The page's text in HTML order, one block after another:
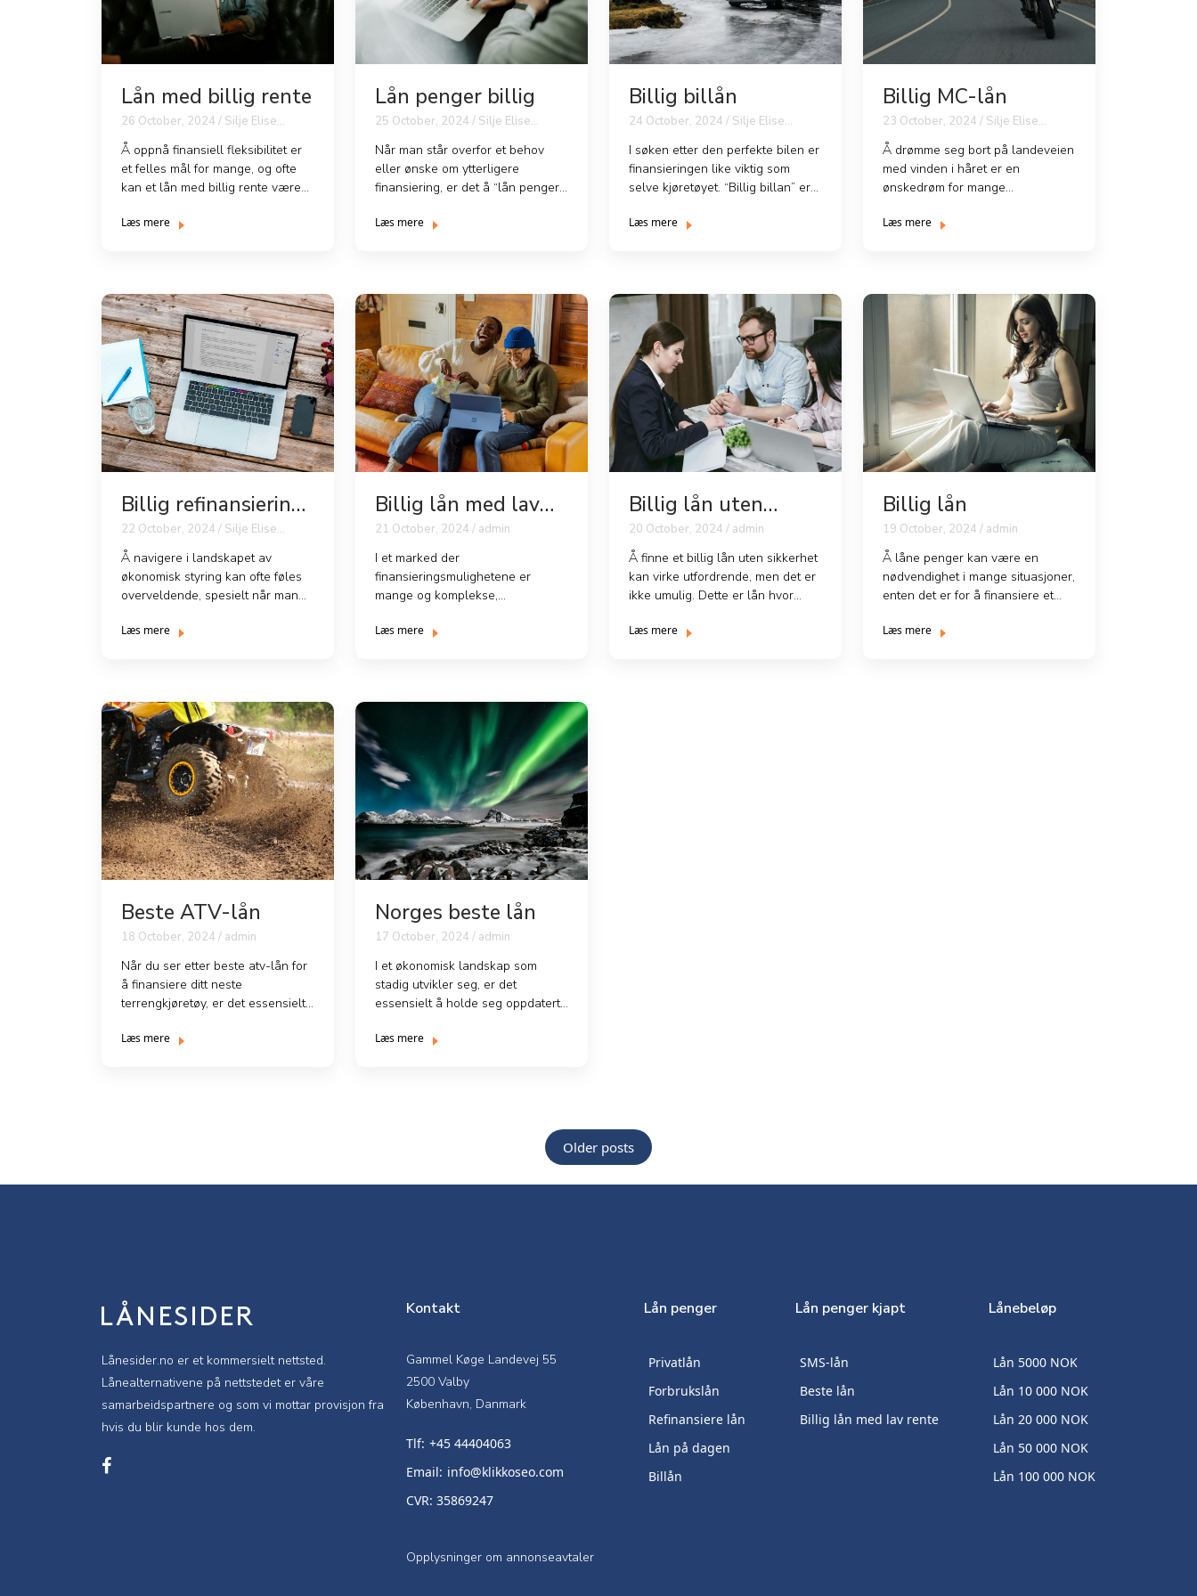
Lån med billig rente
26 October, 2024 / Silje Elise
Å oppnå finansiell fleksibilitet er
et felles mål for mange, og ofte
kan et lån med billig rente være
Læs mere
Lån penger billig
25 October, 2024 / Silje Elise
Når man står overfor et behov
eller ønske om ytterligere
finansiering, er det å “lån penger
Læs mere
Billig billån
24 October, 2024 / Silje Elise
I søken etter den perfekte bilen er
finansieringen like viktig som
selve kjøretøyet. “Billig billan” er
Læs mere
Billig MC-lån
23 October, 2024 / Silje Elise
Å drømme seg bort på landeveien
med vinden i håret er en
ønskedrøm for mange
du k...
Læs mere
Billig refinansiering
av lån
22 October, 2024 / Silje Elise
Å navigere i landskapet av
økonomisk styring kan ofte føles
overveldende, spesielt når man
Læs mere
Billig lån med lav
rente
21 October, 2024 / admin
I et marked der
finansieringsmulighetene er
mange og komplekse,
rente en ettertrakt...
Læs mere
Billig lån uten
sikkerhet
20 October, 2024 / admin
Å finne et billig lån uten sikkerhet
kan virke utfordrende, men det er
ikke umulig. Dette er lån hvor
Læs mere
Billig lån
19 October, 2024 / admin
Å låne penger kan være en
nødvendighet i mange situasjoner,
enten det er for å finansiere et
Læs mere
Beste ATV-lån
18 October, 2024 / admin
Når du ser etter beste atv-lån for
å finansiere ditt neste
terrengkjøretøy, er det essensielt
Læs mere
Norges beste lån
17 October, 2024 / admin
I et økonomisk landskap som
stadig utvikler seg, er det
essensielt å holde seg oppdatert
Læs mere
navigation
Older posts
Lånesider.no er et kommersielt nettsted.
Lånealternativene på nettstedet er våre
samarbeidspartnere og som vi mottar provisjon fra
hvis du blir kunde hos dem.
Kontakt
Gammel Køge Landevej 55
2500 Valby
København, Danmark
Tlf: +45 44404063
Email: info@klikkoseo.com
CVR: 35869247
Opplysninger om annonseavtaler
Lån penger
Privatlån
Forbrukslån
Refinansiere lån
Lån på dagen
Billån
Lån penger kjapt
SMS-lån
Beste lån
Billig lån med lav rente
Lånebeløp
Lån 5000 NOK
Lån 10 000 NOK
Lån 20 000 NOK
Lån 50 000 NOK
Lån 100 000 NOK